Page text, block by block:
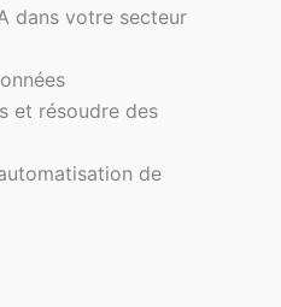
dans votre secteur
et résoudre des
de